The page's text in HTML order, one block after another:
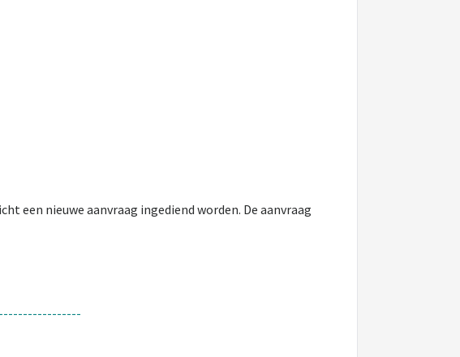
een nieuwe aanvraag ingediend worden. De aanvraag